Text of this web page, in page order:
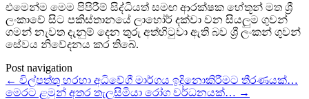
එමෙන්ම මෙම පිපිරීම් සිද්ධියත් සමඟ ආරක්ෂක හේතූන් මත ශ්‍රී
ලංකාවේ සිට පකිස්තානයේ ලාහෝර් දක්වා වන සියලුම ගුවන්
ගමන් නැවත දැනුම් දෙන තුරු අත්හිටුවා ඇති බව ශ්‍රී ලංකන් ගුවන්
සේවය නිවේදනය කර තිබේ.
Post navigation
← විල්පත්තු හරහා අධිවේගී මාර්ගය ඉදිනොකිරීමට තීරණයක්…
මෙරට ළමුන් අතර තැලසිමියා රෝග වර්ධනයක්… →